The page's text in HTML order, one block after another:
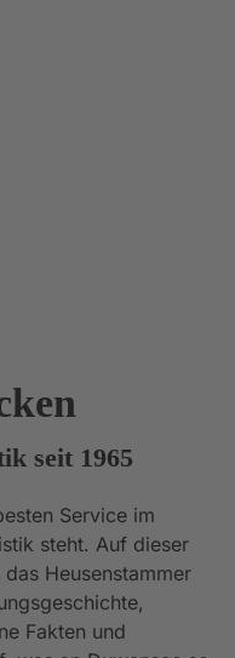
seit 1965
Service im
steht. Auf dieser
Heusenstammer
Fakten und